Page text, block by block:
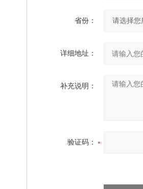
省份：
详细地址：
补充说明：
验证码：